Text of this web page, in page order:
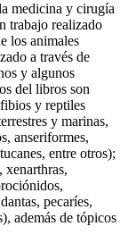
medicina y cirugía
trabajo realizado
los animales
a través de
y algunos
del libros son
y reptiles
y marinas,
anseriformes,
entre otros);
xenarthras,
pecaríes,
además de tópicos